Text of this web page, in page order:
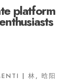
platform
林, 晗阳